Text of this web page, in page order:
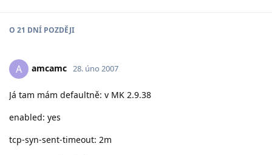
O 21 DNÍ POZDĚJI
A amcamc 28. úno 2007
Já tam mám defaultně: v MK 2.9.38
enabled: yes
tcp-syn-sent-timeout: 2m